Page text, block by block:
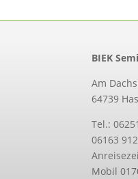
BIEK
Am
64739
Tel.:
06163
Mobil